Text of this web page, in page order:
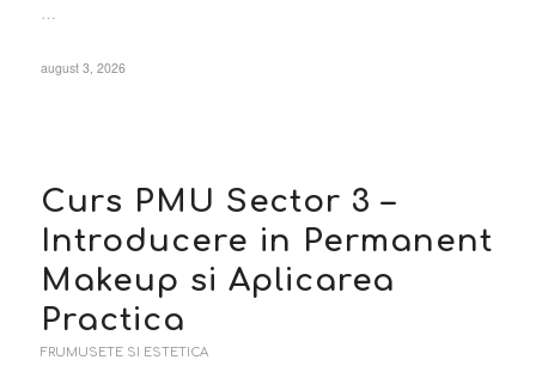
…
august 3, 2026
Curs PMU Sector 3 –
Introducere in Permanent
Makeup si Aplicarea
Practica
FRUMUSETE SI ESTETICA